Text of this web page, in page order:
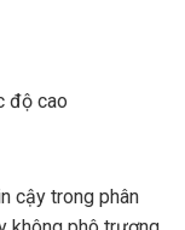
độ cao
cậy trong phân